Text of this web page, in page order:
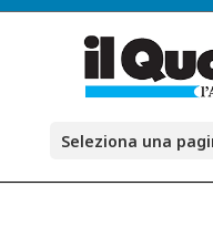
Seleziona una